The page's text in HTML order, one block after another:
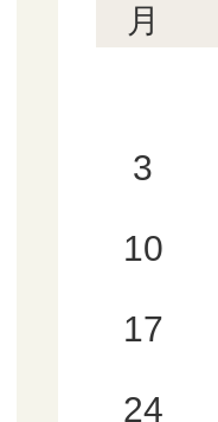
月
3
10
17
24